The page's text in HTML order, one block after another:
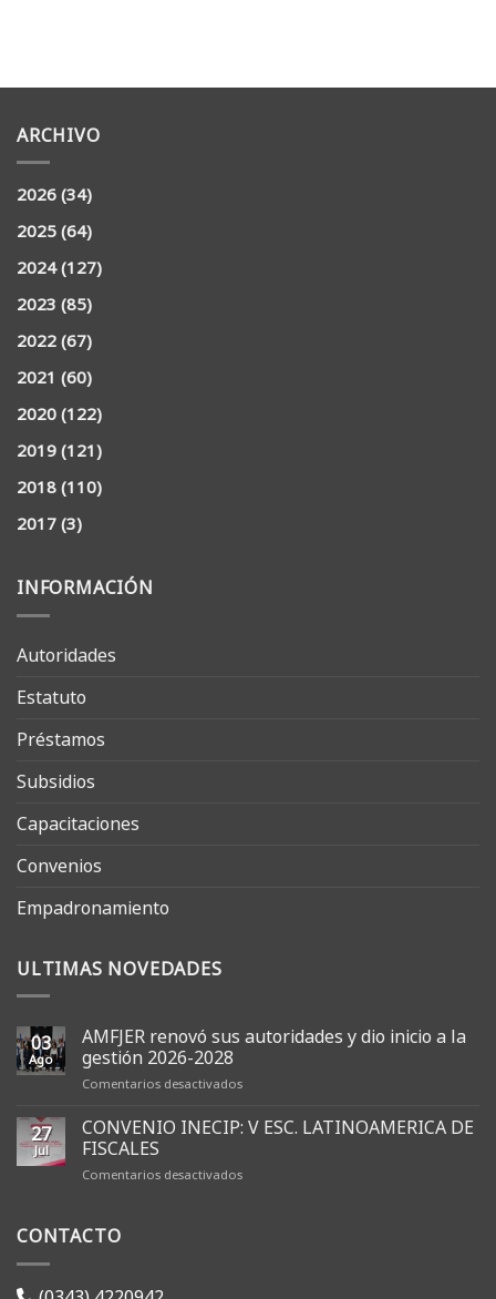
ARCHIVO
2026(34)
2025(64)
2024(127)
2023(85)
2022(67)
2021 (60)
2020(122)
2019(121)
2018(110)
2017(3)
INFORMACIÓN
Autoridades
Estatuto
Préstamos
Subsidios
Capacitaciones
Convenios
Empadronamiento
ULTIMAS NOVEDADES
03
Ago
AMFJER renovó sus autoridades y dio inicio a la
gestión 2026-2028
Comentarios desactivadosen
renovó
sus
y
27
Jul
CONVENIO INECIP: V ESC. LATINOAMERICA DE
FISCALES
Comentarios desactivadosen
CONTACTO